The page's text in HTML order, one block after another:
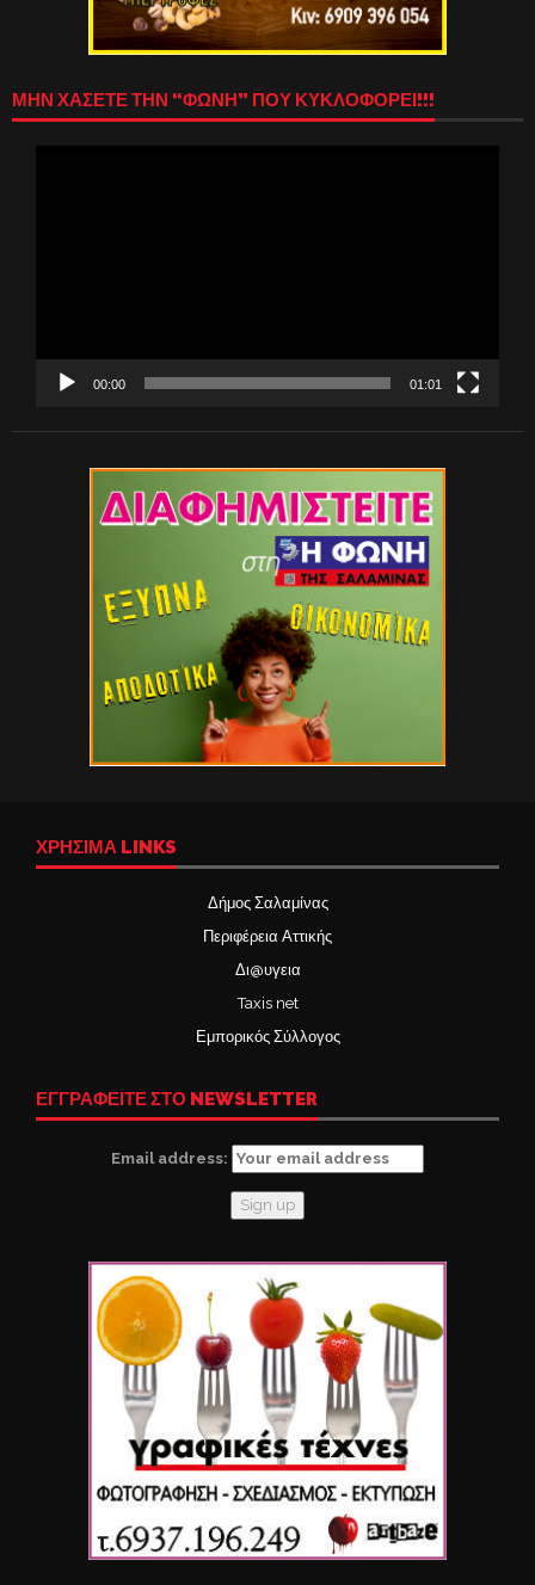
ΜΗΝ ΧΑΣΕΤΕ ΤΗΝ “ΦΩΝΗ” ΠΟΥ ΚΥΚΛΟΦΟΡΕΙ!!!
00:00 01:01
ΧΡΉΣΙΜΑ LINKS
Δήμος Σαλαμίνας
Περιφέρεια Αττικής
Δι@υγεια
Taxis net
Εμπορικός Σύλλογος
ΕΓΓΡΑΦΕΙΤΕ ΣΤΟ NEWSLETTER
Email address: